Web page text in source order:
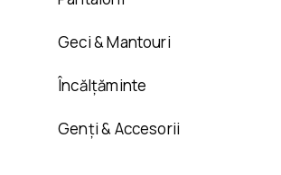
Geci & Mantouri
Încălțăminte
Genți & Accesorii